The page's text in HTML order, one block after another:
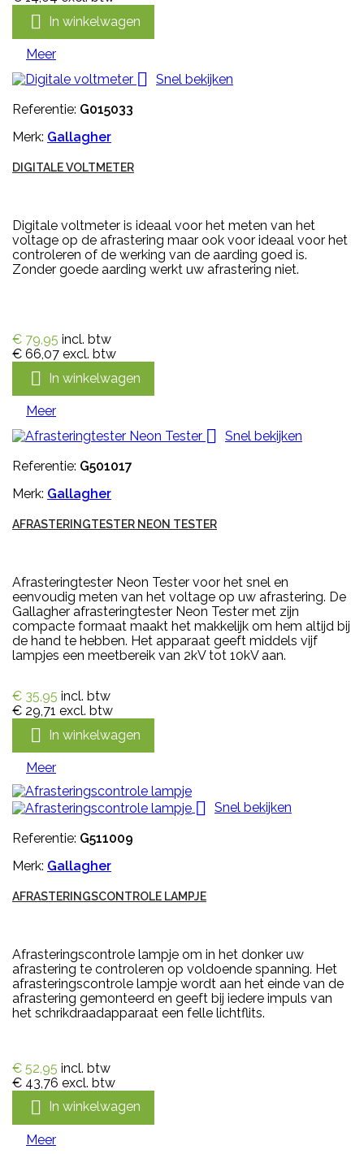
 In winkelwagen
Meer

Snel bekijken
Referentie: G015033
Merk: Gallagher
DIGITALE VOLTMETER
Digitale voltmeter is ideaal voor het meten van het
voltage op de afrastering maar ook voor ideaal voor het
controleren of de werking van de aarding goed is.
Zonder goede aarding werkt uw afrastering niet.
€ 79,95 incl. btw
€ 66,07 excl. btw
 In winkelwagen
Meer

Snel bekijken
Referentie: G501017
Merk: Gallagher
AFRASTERINGTESTER NEON TESTER
Afrasteringtester Neon Tester voor het snel en
eenvoudig meten van het voltage op uw afrastering. De
Gallagher afrasteringtester Neon Tester met zijn
compacte formaat maakt het makkelijk om hem altijd bij
de hand te hebben. Het apparaat geeft middels vijf
lampjes een meetbereik van 2kV tot 10kV aan.
€ 35,95 incl. btw
€ 29,71 excl. btw
 In winkelwagen
Meer

Snel bekijken
Referentie: G511009
Merk: Gallagher
AFRASTERINGSCONTROLE LAMPJE
Afrasteringscontrole lampje om in het donker uw
afrastering te controleren op voldoende spanning. Het
afrasteringscontrole lampje wordt aan het einde van de
afrastering gemonteerd en geeft bij iedere impuls van
het schrikdraadapparaat een felle lichtflits.
€ 52,95 incl. btw
€ 43,76 excl. btw
 In winkelwagen
Meer